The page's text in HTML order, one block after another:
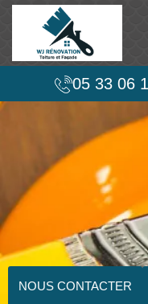
05 33 06
NOUS CONTACTER